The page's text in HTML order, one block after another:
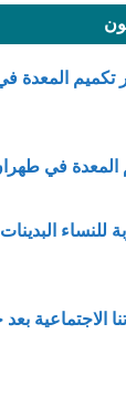
تكميم المعدة
المعدة في
للنساء
الاجتماعية